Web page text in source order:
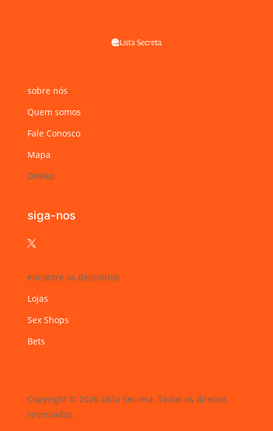
sobre nós
Quem somos
Fale Conosco
Mapa
Drinko
siga-nos

encontre os descontos
Lojas
Sex Shops
Bets
Copyright © 2026 Lista Secreta. Todos os direitos
reservados.